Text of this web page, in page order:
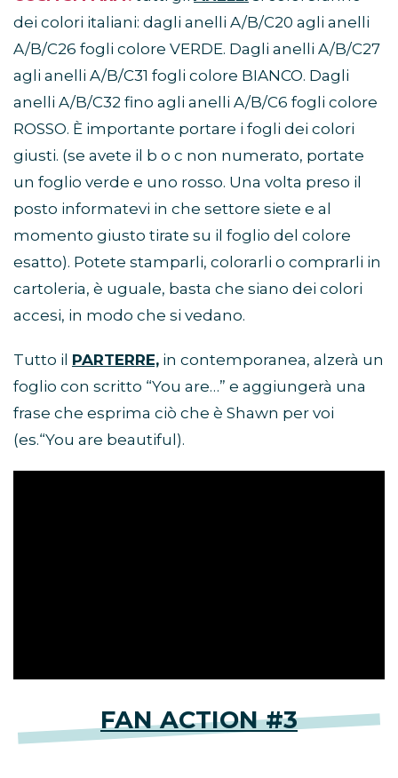
dei colori italiani: dagli anelli A/B/C20 agli anelli
A/B/C26 fogli colore VERDE. Dagli anelli A/B/C27
agli anelli A/B/C31 fogli colore BIANCO. Dagli
anelli A/B/C32 fino agli anelli A/B/C6 fogli colore
ROSSO. È importante portare i fogli dei colori
giusti. (se avete il b o c non numerato, portate
un foglio verde e uno rosso. Una volta preso il
posto informatevi in che settore siete e al
momento giusto tirate su il foglio del colore
esatto). Potete stamparli, colorarli o comprarli in
cartoleria, è uguale, basta che siano dei colori
accesi, in modo che si vedano.
Tutto il PARTERRE, in contemporanea, alzerà un
foglio con scritto “You are…” e aggiungerà una
frase che esprima ciò che è Shawn per voi
(es.“You are beautiful).
FAN ACTION #3